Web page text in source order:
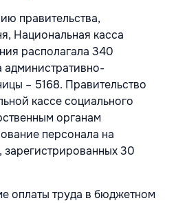
правительства,
Национальная касса
располагала 340
административно-
– 5168. Правительство
кассе социального
органам
персонала на
зарегистрированных 30
оплаты труда в бюджетном